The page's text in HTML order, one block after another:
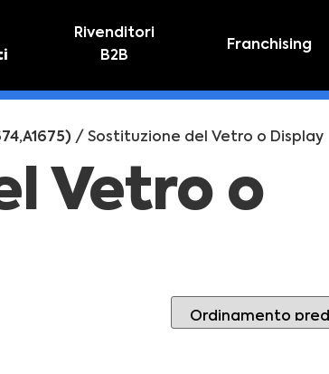
Rivenditori
B2B
Franchising
IPHONE
schermo / Sostituzione del Vetro o Display
Vetro o